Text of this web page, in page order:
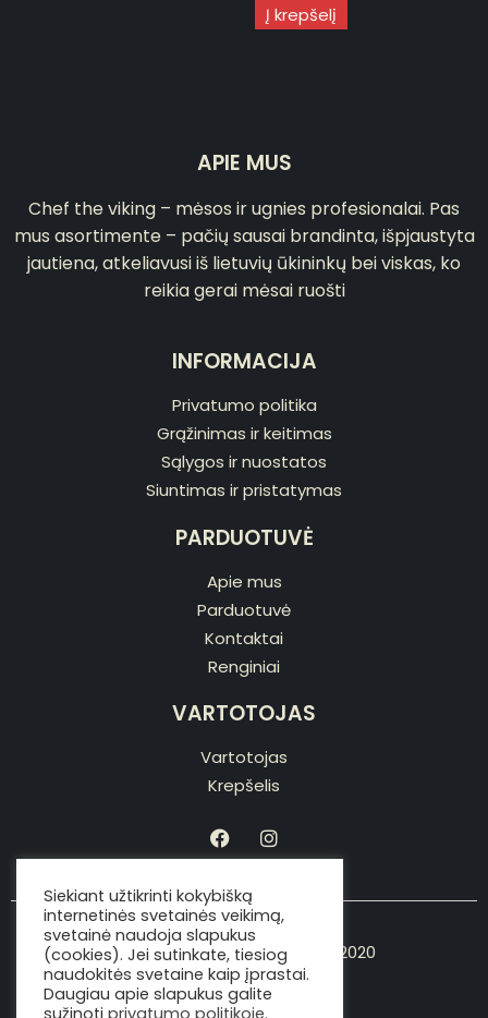
Į krepšelį
APIE MUS
Chef the viking – mėsos ir ugnies profesionalai. Pas
mus asortimente – pačių sausai brandinta, išpjaustyta
jautiena, atkeliavusi iš lietuvių ūkininkų bei viskas, ko
reikia gerai mėsai ruošti
INFORMACIJA
Privatumo politika
Grąžinimas ir keitimas
Sąlygos ir nuostatos
Siuntimas ir pristatymas
PARDUOTUVĖ
Apie mus
Parduotuvė
Kontaktai
Renginiai
VARTOTOJAS
Vartotojas
Krepšelis
Copyright © Viking the chef 2020
Siekiant užtikrinti kokybišką
internetinės svetainės veikimą,
svetainė naudoja slapukus
(cookies). Jei sutinkate, tiesiog
naudokitės svetaine kaip įprastai.
Daugiau apie slapukus galite
sužinoti privatumo politikoje.